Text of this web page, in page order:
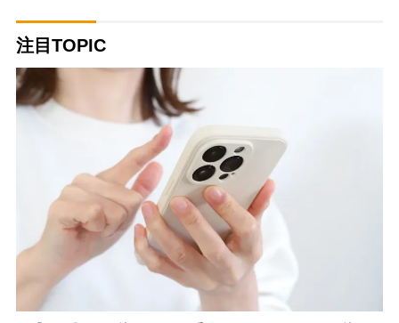
注目TOPIC